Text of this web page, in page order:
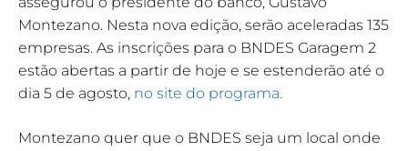
Montezano. Nesta nova edição, serão aceleradas 135
empresas. As inscrições para o BNDES Garagem 2
estão abertas a partir de hoje e se estenderão até o
dia 5 de agosto, no site do programa.
Montezano quer que o BNDES seja um local onde